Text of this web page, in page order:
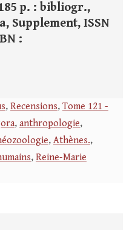
p. : bibliogr.,
Supplement, ISSN
:
, Recensions, Tome 121 -
, anthropologie,
, Athènes.,
, Reine-Marie